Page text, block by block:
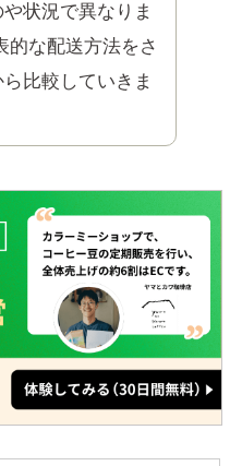
状況で異なりま
的な配送方法をさ
比較していきま